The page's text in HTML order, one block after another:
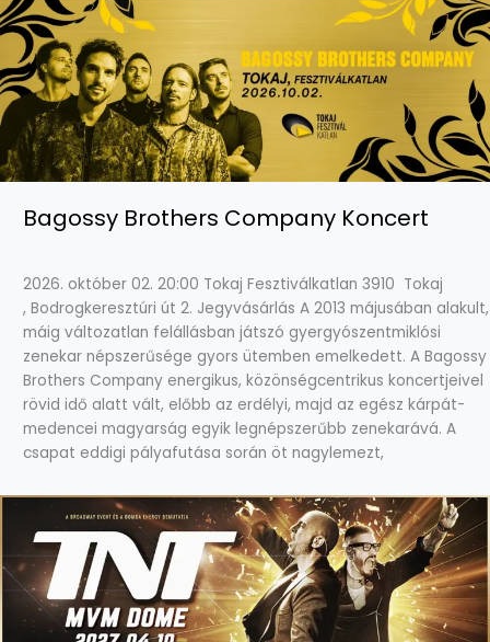
Bagossy Brothers Company Koncert
2026. október 02. 20:00 Tokaj Fesztiválkatlan 3910 Tokaj
, Bodrogkeresztúri út 2. Jegyvásárlás A 2013 májusában alakult,
máig változatlan felállásban játszó gyergyószentmiklósi
zenekar népszerűsége gyors ütemben emelkedett. A Bagossy
Brothers Company energikus, közönségcentrikus koncertjeivel
rövid idő alatt vált, előbb az erdélyi, majd az egész kárpát-
medencei magyarság egyik legnépszerűbb zenekarává. A
csapat eddigi pályafutása során öt nagylemezt,